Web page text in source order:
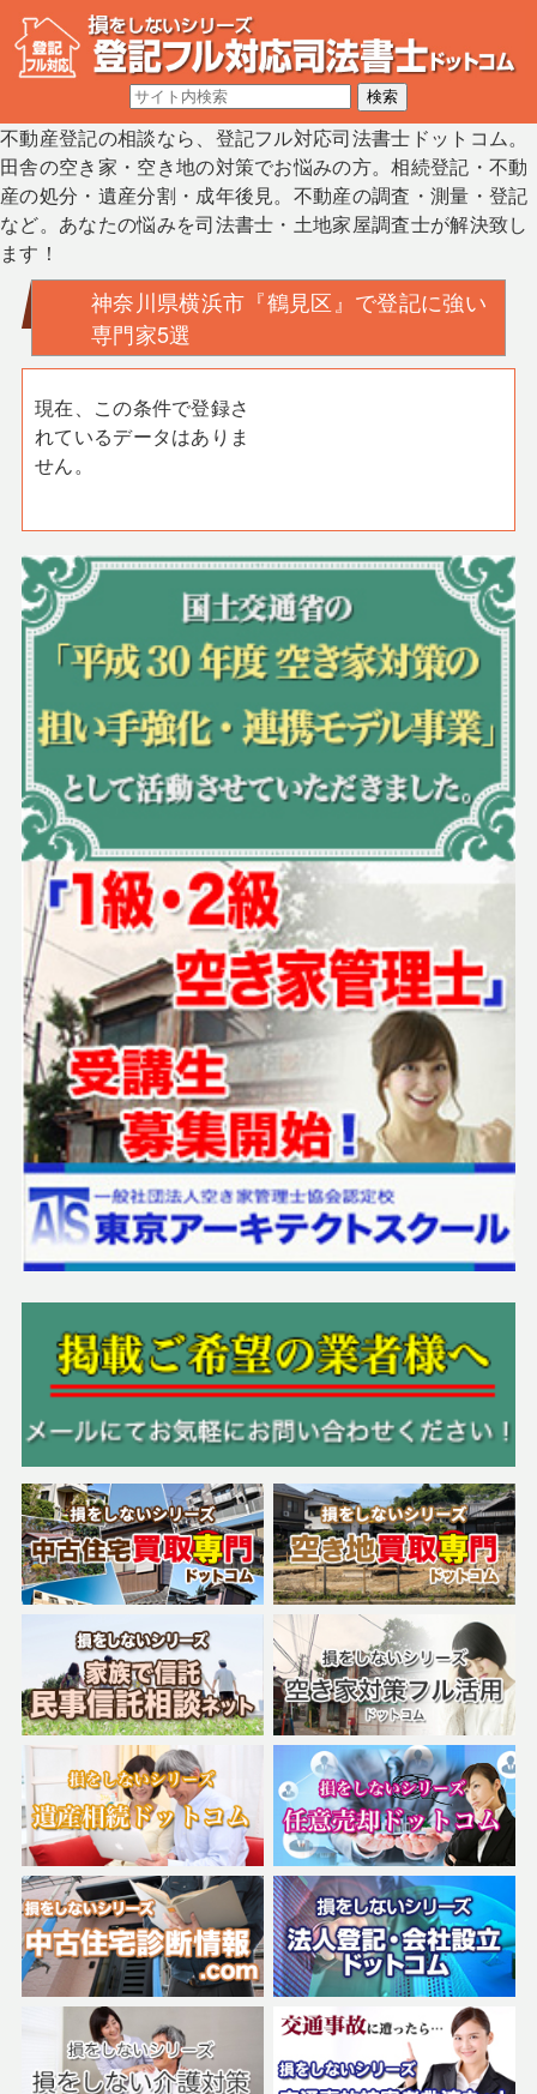
不動産登記の相談なら、登記フル対応司法書士ドットコム。
田舎の空き家・空き地の対策でお悩みの方。相続登記・不動
産の処分・遺産分割・成年後見。不動産の調査・測量・登記
など。あなたの悩みを司法書士・土地家屋調査士が解決致し
ます！
神奈川県横浜市『鶴見区』で登記に強い
専門家5選
現在、この条件で登録さ
れているデータはありま
せん。